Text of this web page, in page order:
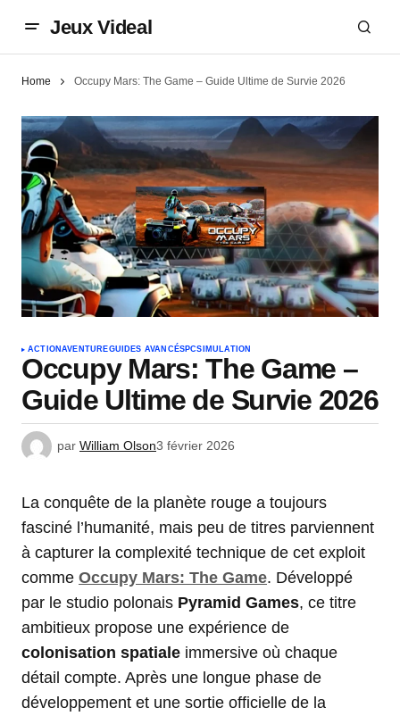
Jeux Videal
Home Occupy Mars: The Game – Guide Ultime de Survie 2026
ACTIONAVENTUREGUIDES AVANCÉS PCSIMULATION
Occupy Mars: The Game –
Guide Ultime de Survie 2026
par William Olson3 février 2026
La conquête de la planète rouge a toujours
fasciné l’humanité, mais peu de titres parviennent
à capturer la complexité technique de cet exploit
comme Occupy Mars: The Game. Développé
par le studio polonais Pyramid Games, ce titre
ambitieux propose une expérience de
colonisation spatiale immersive où chaque
détail compte. Après une longue phase de
développement et une sortie officielle de la